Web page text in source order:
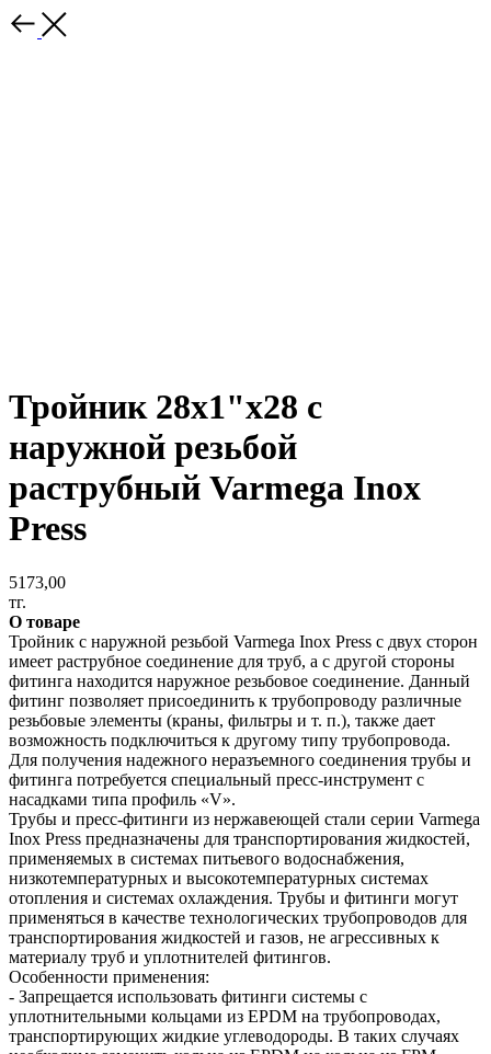
Тройник 28x1"x28 с
наружной резьбой
раструбный Varmega Inox
Press
5173,00
тг.
О товаре
Тройник с наружной резьбой Varmega Inox Press с двух сторон
имеет раструбное соединение для труб, а с другой стороны
фитинга находится наружное резьбовое соединение. Данный
фитинг позволяет присоединить к трубопроводу различные
резьбовые элементы (краны, фильтры и т. п.), также дает
возможность подключиться к другому типу трубопровода.
Для получения надежного неразъемного соединения трубы и
фитинга потребуется специальный пресс-инструмент с
насадками типа профиль «V».
Трубы и пресс-фитинги из нержавеющей стали серии Varmega
Inox Press предназначены для транспортирования жидкостей,
применяемых в системах питьевого водоснабжения,
низкотемпературных и высокотемпературных системах
отопления и системах охлаждения. Трубы и фитинги могут
применяться в качестве технологических трубопроводов для
транспортирования жидкостей и газов, не агрессивных к
материалу труб и уплотнителей фитингов.
Особенности применения:
- Запрещается использовать фитинги системы с
уплотнительными кольцами из EPDM на трубопроводах,
транспортирующих жидкие углеводороды. В таких случаях